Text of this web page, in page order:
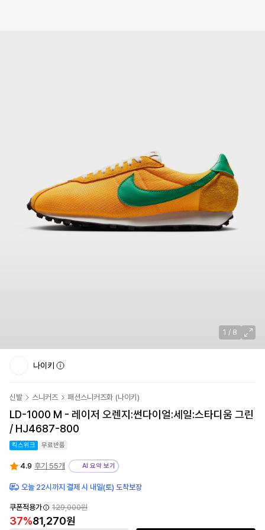
1 / 8
나이키
신발 스니커즈 패션스니커즈화 (나이키)
LD-1000 M - 레이저 오렌지:썬다이얼:세일:스타디움 그린
/ HJ4687-800
킥스위크 무료반품
4.9 후기 55개 AI 요약 보기
오늘 22시까지 결제 시 내일(토) 도착보장
쿠폰적용가 129,000원
37%81,270원